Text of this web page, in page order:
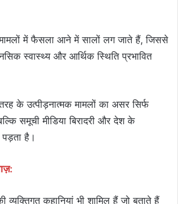
में फैसला आने में सालों लग जाते हैं, जिससे
स्वास्थ्य और आर्थिक स्थिति प्रभावित
के उत्पीड़नात्मक मामलों का असर सिर्फ
समूची मीडिया बिरादरी और देश के
है।
व्यक्तिगत कहानियां भी शामिल हैं जो बताते हैं